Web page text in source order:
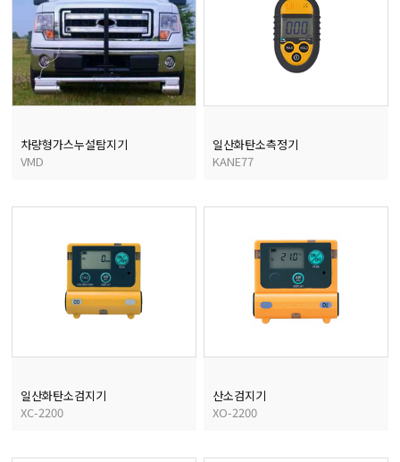
경도계/물리/물성측정기
진공계/차압계/진공펌프
균질기/원심분리기/초
이화학기기/교반기
열화상카메라
차량형가스누설탐지기
VMD
일산화탄소측정기
KANE77
일산화탄소검지기
XC-2200
산소검지기
XO-2200